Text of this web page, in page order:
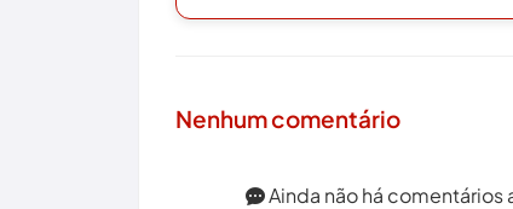
Nenhum comentário
Ainda não há comentários